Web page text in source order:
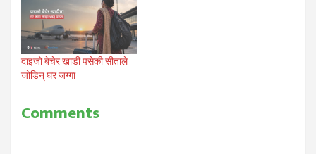
देखाएका छन्। टिचिङ अस्पतालमा
मिर्गौला विभागका अनुसार औसत
चार जना विदेशमा काम गरिसकेका
बिरामी मिर्गौला बिग्रिएर आउने
गरेका छन्। राष्ट्रिय अंग प्रत्यारोपण…
दाइजो बेचेर खाडी पसेकी सीताले
जोडिन् घर जग्गा
Comments